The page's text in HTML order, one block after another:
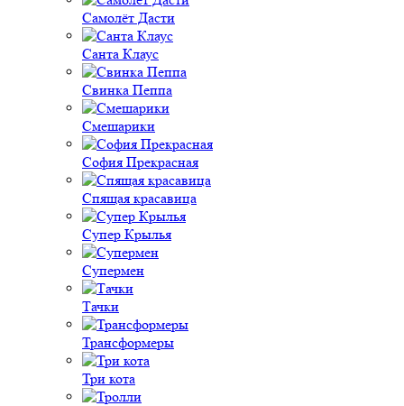
Самолёт Дасти
Санта Клаус
Свинка Пеппа
Смешарики
София Прекрасная
Спящая красавица
Супер Крылья
Супермен
Тачки
Трансформеры
Три кота